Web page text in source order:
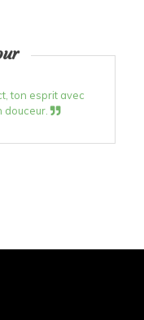
ton esprit avec
douceur.